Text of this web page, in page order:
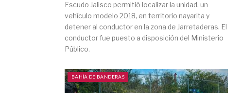
Escudo Jalisco permitió localizar la unidad, un
vehículo modelo 2018, en territorio nayarita y
detener al conductor en la zona de Jarretaderas. El
conductor fue puesto a disposición del Ministerio
Público.
BAHÍA DE BANDERAS